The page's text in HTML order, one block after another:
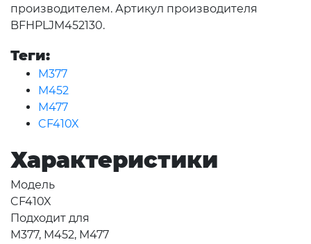
производителем. Артикул производителя
BFHPLJM452130.
Теги:
M377
M452
M477
CF410X
Характеристики
Модель
CF410X
Подходит для
M377, M452, M477